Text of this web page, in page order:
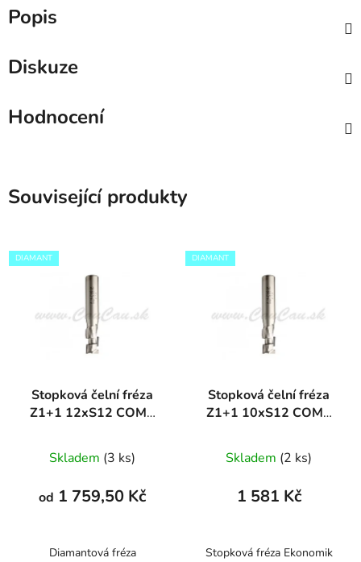
Popis
Diskuze
Hodnocení
Související produkty
DIAMANT
Stopková čelní fréza
Z1+1 12xS12 COMP
Skladem (3 ks)
od 1 759,50 Kč
Diamantová fréza
DIAMANT
Stopková čelní fréza
Z1+1 10xS12 COMP
Skladem (2 ks)
1 581 Kč
Stopková fréza Ekonomik